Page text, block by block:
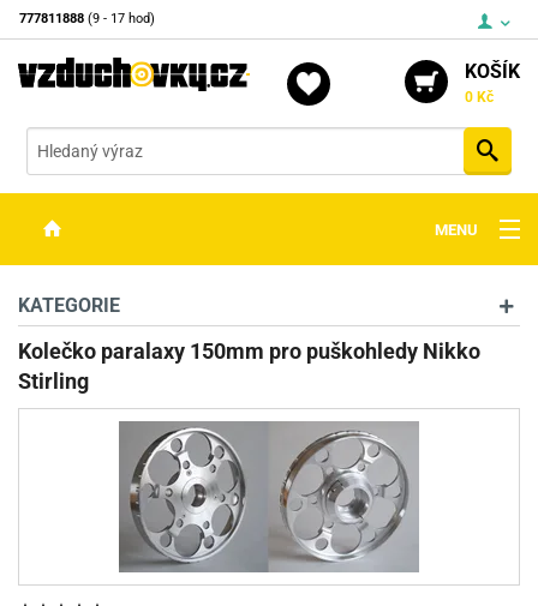
777811888 (9 - 17 hod)
KOŠÍK
0 Kč
MENU
OPTIKA
STŘELIVO
PŘÍSLUŠENSTVÍ
DETEKTORY KOVŮ
KATEGORIE
Kolečko paralaxy 150mm pro puškohledy Nikko
Stirling